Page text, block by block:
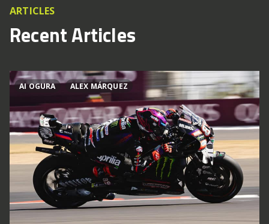
ARTICLES
Recent Articles
AI OGURA ALEX MÁRQUEZ